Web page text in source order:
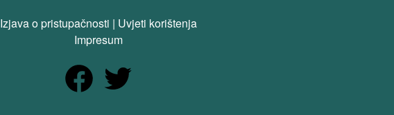
Izjava o pristupačnosti | Uvjeti korištenja
Impresum